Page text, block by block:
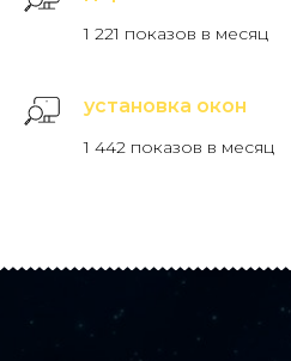
1 221 показов в месяц
установка окон
1 442 показов в месяц